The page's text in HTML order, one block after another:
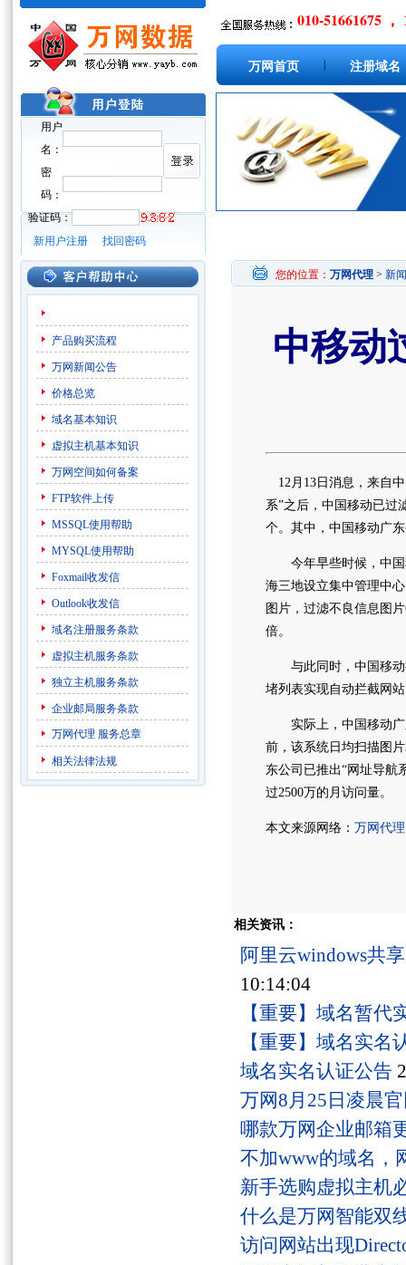
用户
名：
密
码：
验证码：
新用户注册
找回密码
010-51661675 ，
万网首页 注册域名
产品购买流程
万网新闻公告
价格总览
域名基本知识
虚拟主机基本知识
万网空间如何备案
FTP软件上传
MSSQL使用帮助
MYSQL使用帮助
Foxmail收发信
Outlook收发信
域名注册服务条款
虚拟主机服务条款
独立主机服务条款
企业邮局服务条款
万网代理 服务总章
相关法律法规
您的位置： 万网代理 > 新
中移动
12月13日消息，来自
系”之后，中国移动已过
个。其中，中国移动广
今年早些时候，中国
海三地设立集中管理中
图片，过滤不良信息图
倍。
与此同时，中国移动
堵列表实现自动拦截网
实际上，中国移动广
前，该系统日均扫描图
东公司已推出“网址导航
过2500万的月访问量。
本文来源网络： 万网代理
相关资讯：
阿里云windows共
10:14:04
【重要】域名暂代
【重要】域名实名
域名实名认证公告
万网8月25日凌晨
哪款万网企业邮箱
不加www的域名，
新手选购虚拟主机
什么是万网智能双
访问网站出现